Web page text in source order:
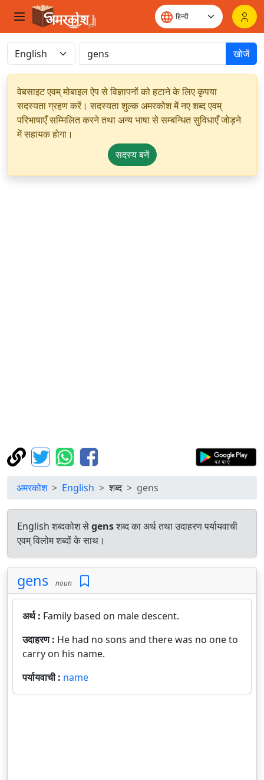
खोजें
वेबसाइट एवम् मोबाइल ऐप से विज्ञापनों को हटाने के लिए कृपया
सदस्यता ग्रहण करें। सदस्यता शुल्क अमरकोश में नए शब्द एवम्
परिभाषाएँ सम्मिलित करने तथा अन्य भाषा से सम्बन्धित सुविधाएँ जोड़ने
में सहायक होगा।
सदस्य बनें
अमरकोश English शब्द gens
English शब्दकोश सेgensशब्द का अर्थ तथा उदाहरण पर्यायवाची
एवम् विलोम शब्दों के साथ।
gens noun
अर्थ : Family based on male descent.
उदाहरण : He had no sons and there was no one to
carry on his name.
पर्यायवाची : name